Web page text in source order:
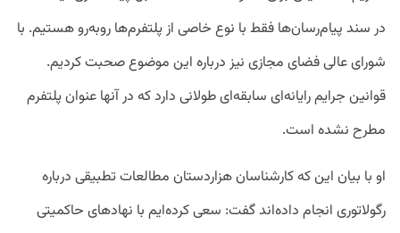
در سند پیام‌رسان‌ها فقط با نوع خاصی از پلتفرم‌ها روبه‌رو هستیم. با
شورای عالی فضای مجازی نیز درباره این موضوع صحبت کردیم.
قوانین جرایم رایانه‌ای سابقه‌ای طولانی دارد که در آنها عنوان پلتفرم
مطرح نشده است.
او با بیان این که کارشناسان هزاردستان مطالعات تطبیقی درباره
رگولاتوری انجام داده‌اند گفت: سعی کرده‌ایم با نهادهای حاکمیتی